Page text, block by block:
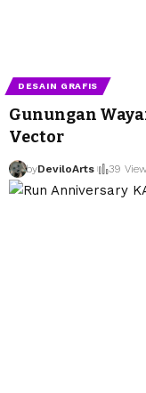
DESAIN GRAFIS
Gunungan
Vector
byDeviloArts 39